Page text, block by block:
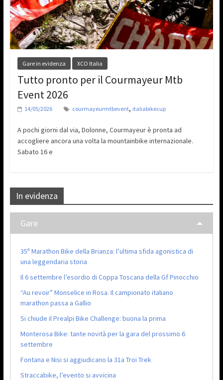
Gare in evidenza XCO Italia
Tutto pronto per il Courmayeur Mtb
Event 2026
14/05/2026 courmayeurmtbevent, italiabikecup
A pochi giorni dal via, Dolonne, Courmayeur è pronta ad
accogliere ancora una volta la mountainbike internazionale.
Sabato 16 e
In evidenza
Gare
35ª Marathon Bike della Brianza: l’ultima sfida agonistica di
una leggendaria storia
Il 6 settembre l’esordio di Coppa Toscana della Gf Pinocchio
“Au revoir” Monselice in Rosa. Il campionato italiano
marathon passa a Gallio
Si chiude il Prealpi Bike Challenge: buona la prima
Monterosa Bike: tante novità per la gara del prossimo 6
settembre
Fontana e Nisi si aggiudicano la 31a Troi Trek
Straccabike, l’evento si avvicina